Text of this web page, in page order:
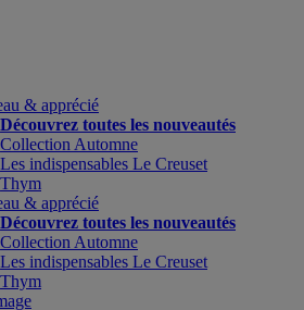
& apprécié
Découvrez toutes les nouveautés
Collection Automne
Les indispensables Le Creuset
Thym
& apprécié
Découvrez toutes les nouveautés
Collection Automne
Les indispensables Le Creuset
Thym